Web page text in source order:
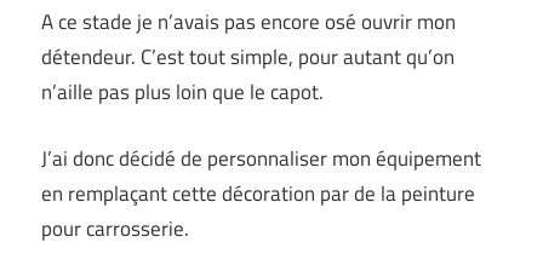
A ce stade je n’avais pas encore osé ouvrir mon
détendeur. C’est tout simple, pour autant qu’on
n’aille pas plus loin que le capot.
J’ai donc décidé de personnaliser mon équipement
en remplaçant cette décoration par de la peinture
pour carrosserie.